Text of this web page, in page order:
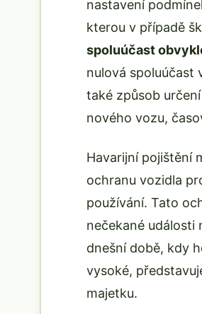
nastavení
kterou v případě
spoluúčast
nulová spoluúčast
také způsob
nového vozu,
Havarijní pojištění
ochranu vozidla
používání. Tato
nečekané události
dnešní době, kdy
vysoké,
majetku.